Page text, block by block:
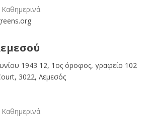
1943 12, 1ος όροφος, γραφείο 102
3022, Λεμεσός